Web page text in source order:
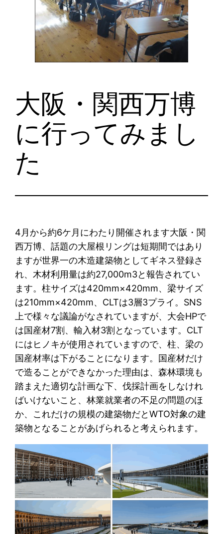
大阪・関西万博
に行ってみまし
た
4月から約6ケ月にわたり開催されます大阪・関
西万博、話題の大屋根リングは短期間ではあり
ますが世界一の木造建築物としてギネス登録さ
れ、木材利用量は約27,000m3と報告されてい
ます。柱サイズは420mm×420mm、梁サイズ
は210mm×420mm、CLTは3層3プライ。SNS
上で様々な議論がなされていますが、大会HPで
は国産材7割、輸入材3割となっています。CLT
にはヒノキが使用されていますので、柱、梁の
国産材率は下がることになります。国産材だけ
で造ることができなかった理由は、森林環境も
踏まえた適切な計画な下、伐採計画をしなけれ
ばいけないこと、林業就業者の不足の問題のほ
か、これだけの規模の建築物だとWTO対象の建
築物となることがあげられると考えられます。